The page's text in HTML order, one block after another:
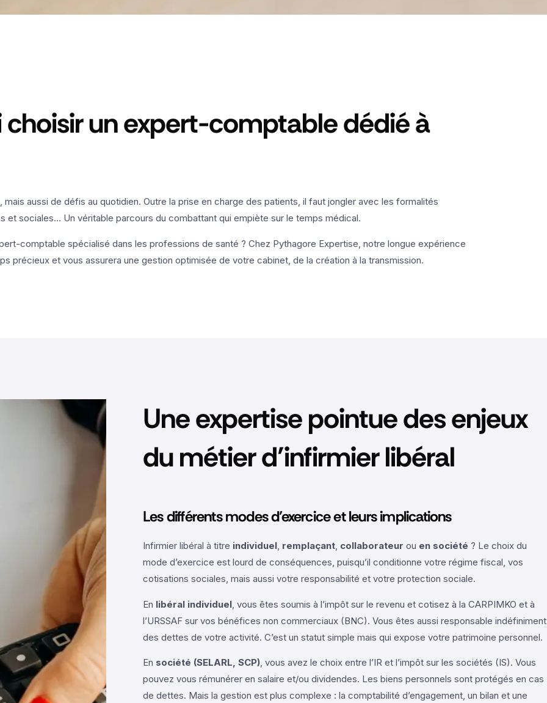
un expert-comptable dédié à
aussi de défis au quotidien. Outre la prise en charge des patients, il faut jongler avec les formalités
et sociales… Un véritable parcours du combattant qui empiète sur le temps médical.
comptable spécialisé dans les professions de santé ? Chez Pythagore Expertise, notre longue expérience
précieux et vous assurera une gestion optimisée de votre cabinet, de la création à la transmission.
Une expertise pointue des enjeux
du métier d’infirmier libéral
Les différents modes d’exercice et leurs implications
Infirmier libéral à titre individuel, remplaçant, collaborateur ou en société ? Le choix du
mode d’exercice est lourd de conséquences, puisqu’il conditionne votre régime fiscal, vos
cotisations sociales, mais aussi votre responsabilité et votre protection sociale.
En libéral individuel , vous êtes soumis à l’impôt sur le revenu et cotisez à la CARPIMKO et à
l’URSSAF sur vos bénéfices non commerciaux (BNC). Vous êtes aussi responsable indéfiniment
des dettes de votre activité. C’est un statut simple mais qui expose votre patrimoine personnel.
En société (SELARL, SCP), vous avez le choix entre l’IR et l’impôt sur les sociétés (IS). Vous
pouvez vous rémunérer en salaire et/ou dividendes. Les biens personnels sont protégés en cas
de dettes. Mais la gestion est plus complexe : la comptabilité d’engagement, un bilan et une